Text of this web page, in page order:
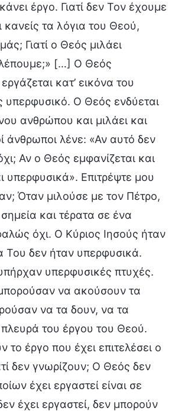
έργο. Γιατί δεν Τον έχουμε
τα λόγια του Θεού,
Γιατί ο Θεός μιλάει
[…] Ο Θεός
κατ’ εικόνα του
Ο Θεός ενδύεται
ανθρώπου και μιλάει και
άνθρωποι λένε: «Αν αυτό δεν
Αν ο Θεός εμφανίζεται και
υπερφυσικά». Επιτρέψτε μου
Όταν μιλούσε με τον Πέτρο,
και τέρατα σε ένα
όχι. Ο Κύριος Ιησούς ήταν
Του δεν ήταν υπερφυσικά.
υπερφυσικές πτυχές.
να ακούσουν τα
να τα δουν, να τα
του έργου του Θεού.
έργο που έχει επιτελέσει ο
δεν γνωρίζουν; Ο Θεός δεν
έχει εργαστεί είναι σε
έχει εργαστεί, δεν μπορούν